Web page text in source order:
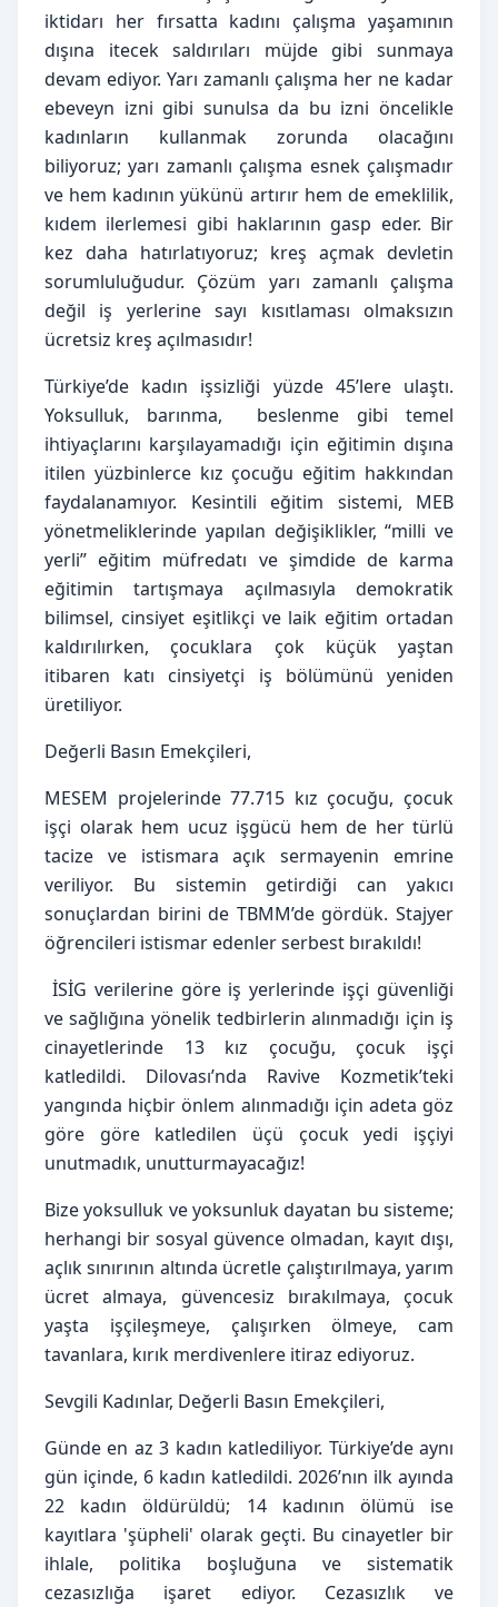
iktidarı her fırsatta kadını çalışma yaşamının
dışına itecek saldırıları müjde gibi sunmaya
devam ediyor. Yarı zamanlı çalışma her ne kadar
ebeveyn izni gibi sunulsa da bu izni öncelikle
kadınların kullanmak zorunda olacağını
biliyoruz; yarı zamanlı çalışma esnek çalışmadır
ve hem kadının yükünü artırır hem de emeklilik,
kıdem ilerlemesi gibi haklarının gasp eder. Bir
kez daha hatırlatıyoruz; kreş açmak devletin
sorumluluğudur. Çözüm yarı zamanlı çalışma
değil iş yerlerine sayı kısıtlaması olmaksızın
ücretsiz kreş açılmasıdır!
Türkiye’de kadın işsizliği yüzde 45’lere ulaştı.
Yoksulluk, barınma,  beslenme gibi temel
ihtiyaçlarını karşılayamadığı için eğitimin dışına
itilen yüzbinlerce kız çocuğu eğitim hakkından
faydalanamıyor. Kesintili eğitim sistemi, MEB
yönetmeliklerinde yapılan değişiklikler, “milli ve
yerli” eğitim müfredatı ve şimdide de karma
eğitimin tartışmaya açılmasıyla demokratik
bilimsel, cinsiyet eşitlikçi ve laik eğitim ortadan
kaldırılırken, çocuklara çok küçük yaştan
itibaren katı cinsiyetçi iş bölümünü yeniden
üretiliyor.
Değerli Basın Emekçileri,
MESEM projelerinde 77.715 kız çocuğu, çocuk
işçi olarak hem ucuz işgücü hem de her türlü
tacize ve istismara açık sermayenin emrine
veriliyor. Bu sistemin getirdiği can yakıcı
sonuçlardan birini de TBMM’de gördük. Stajyer
öğrencileri istismar edenler serbest bırakıldı!
İSİG verilerine göre iş yerlerinde işçi güvenliği
ve sağlığına yönelik tedbirlerin alınmadığı için iş
cinayetlerinde 13 kız çocuğu, çocuk işçi
katledildi. Dilovası’nda Ravive Kozmetik’teki
yangında hiçbir önlem alınmadığı için adeta göz
göre göre katledilen üçü çocuk yedi işçiyi
unutmadık, unutturmayacağız!
Bize yoksulluk ve yoksunluk dayatan bu sisteme;
herhangi bir sosyal güvence olmadan, kayıt dışı,
açlık sınırının altında ücretle çalıştırılmaya, yarım
ücret almaya, güvencesiz bırakılmaya, çocuk
yaşta işçileşmeye, çalışırken ölmeye, cam
tavanlara, kırık merdivenlere itiraz ediyoruz.
Sevgili Kadınlar, Değerli Basın Emekçileri,
Günde en az 3 kadın katlediliyor. Türkiye’de aynı
gün içinde, 6 kadın katledildi. 2026’nın ilk ayında
22 kadın öldürüldü; 14 kadının ölümü ise
kayıtlara 'şüpheli' olarak geçti. Bu cinayetler bir
ihlale, politika boşluğuna ve sistematik
cezasızlığa işaret ediyor. Cezasızlık ve